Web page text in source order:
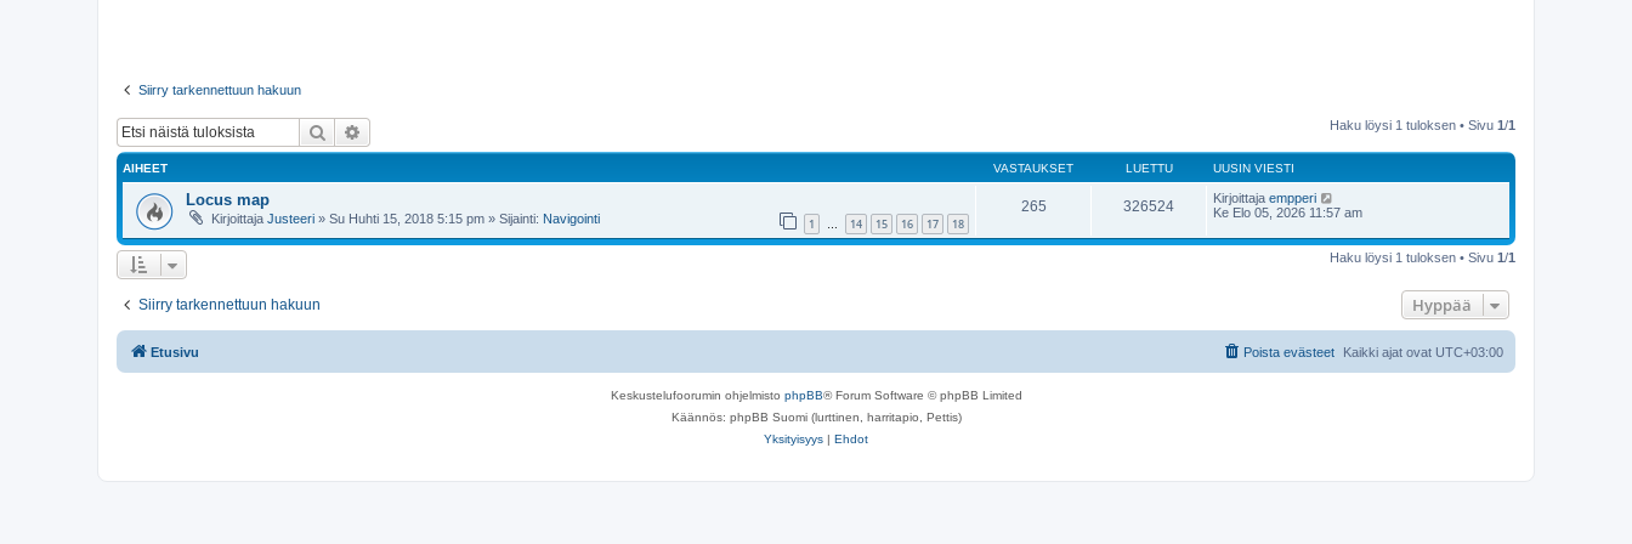
Siirry tarkennettuun hakuun
Etsi Haku löysi 1 tuloksen • Sivu 1/1
AIHEET VASTAUKSET LUETTU UUSIN VIESTI
Locus map
Kirjoittaja Justeeri » Su Huhti 15, 2018 5:15 pm » Sijainti: Navigointi 1 … 14 15 16 17 18
265 326524 Kirjoittaja empperi
Ke Elo 05, 2026 11:57 am
Haku löysi 1 tuloksen • Sivu 1/1
Siirry tarkennettuun hakuun Hyppää
Etusivu Kaikki ajat ovat UTC+03:00
Poista evästeet
Keskustelufoorumin ohjelmisto phpBB® Forum Software © phpBB Limited
Käännös: phpBB Suomi (lurttinen, harritapio, Pettis)
Yksityisyys | Ehdot